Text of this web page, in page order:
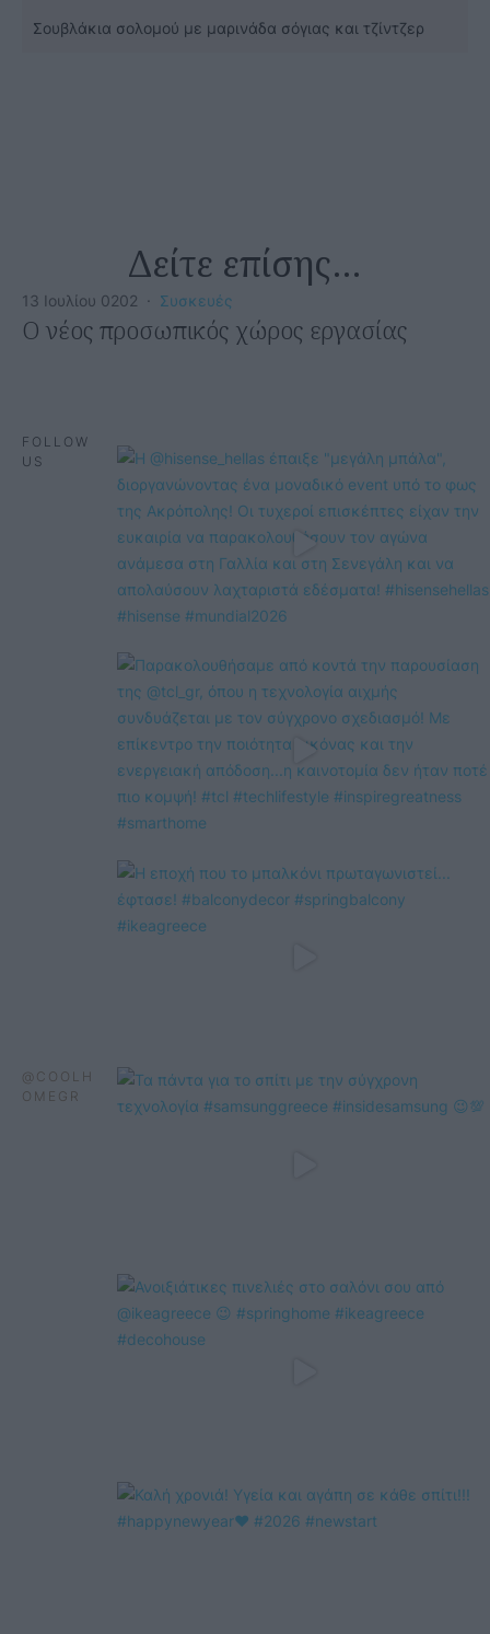
Σουβλάκια σολομού με μαρινάδα σόγιας και τζίντζερ
Δείτε επίσης…
13 Ιουλίου 0202 · Συσκευές
O νέος προσωπικός χώρος εργασίας
FOLLOW
US